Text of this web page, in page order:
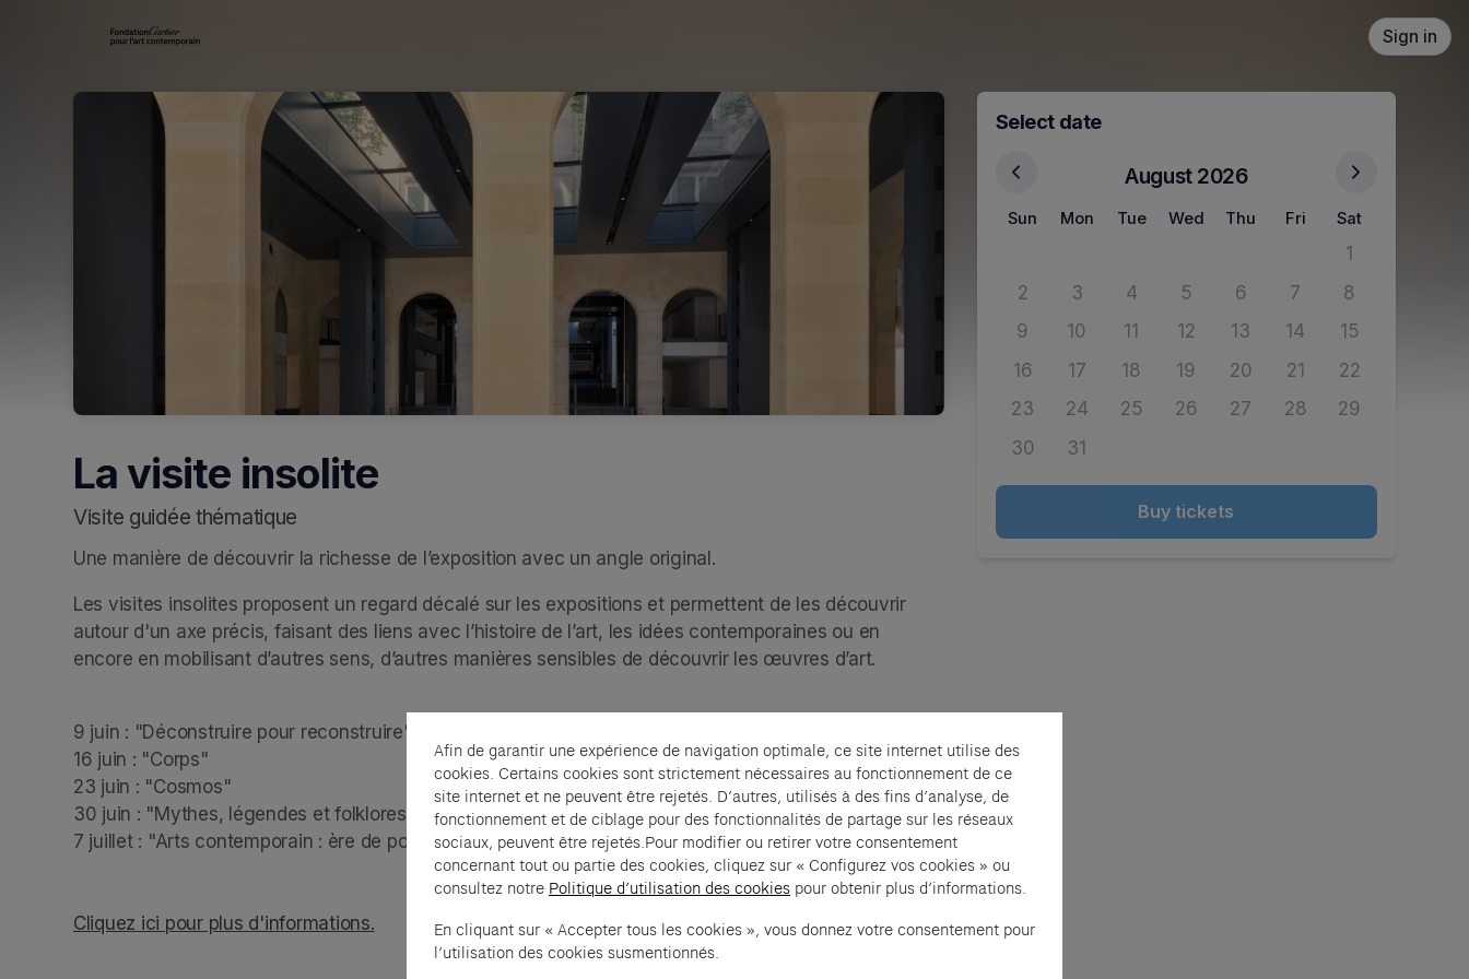
Sign in
La visite insolite
Visite guidée thématique
Une manière de découvrir la richesse de l’exposition avec un angle original.
Les visites insolites proposent un regard décalé sur les expositions et permettent de les découvrir
autour d'un axe précis, faisant des liens avec l’histoire de l’art, les idées contemporaines ou en
encore en mobilisant d’autres sens, d’autres manières sensibles de découvrir les œuvres d’art.
9 juin : "Déconstruire pour reconstruire"
16 juin : "Corps"
23 juin : "Cosmos"
30 juin : "Mythes, légendes et folklores"
7 juillet : "Arts contemporain : ère de post-vérité"
Cliquez ici pour plus d'informations. (opens in a new tab)
Select date
August 2026
Sun Mon Tue Wed Thu Fri Sat
1No tickets
2No tickets available
3
No tickets available
4No tickets available
5
No tickets available
6No tickets available
7No tickets available
8No tickets
9No tickets available
10No tickets available
11No tickets available
12No tickets available
13No tickets available
14No tickets available
15No tickets
16No tickets available
17No tickets available
18No tickets available
19No tickets available
20No tickets available
21No tickets available
22No tickets
23No tickets available
24No tickets available
25No tickets available
26No tickets available
27No tickets available
28No tickets available
29No tickets
30
No tickets available
31No tickets available
Buy tickets
Afin de garantir une expérience de navigation optimale, ce site internet utilise des
cookies. Certains cookies sont strictement nécessaires au fonctionnement de ce
site internet et ne peuvent être rejetés. D’autres, utilisés à des fins d’analyse, de
fonctionnement et de ciblage pour des fonctionnalités de partage sur les réseaux
sociaux, peuvent être rejetés.Pour modifier ou retirer votre consentement
concernant tout ou partie des cookies, cliquez sur « Configurez vos cookies » ou
consultez notre Politique d’utilisation des cookies pour obtenir plus d’informations.
En cliquant sur « Accepter tous les cookies », vous donnez votre consentement pour
l’utilisation des cookies susmentionnés.